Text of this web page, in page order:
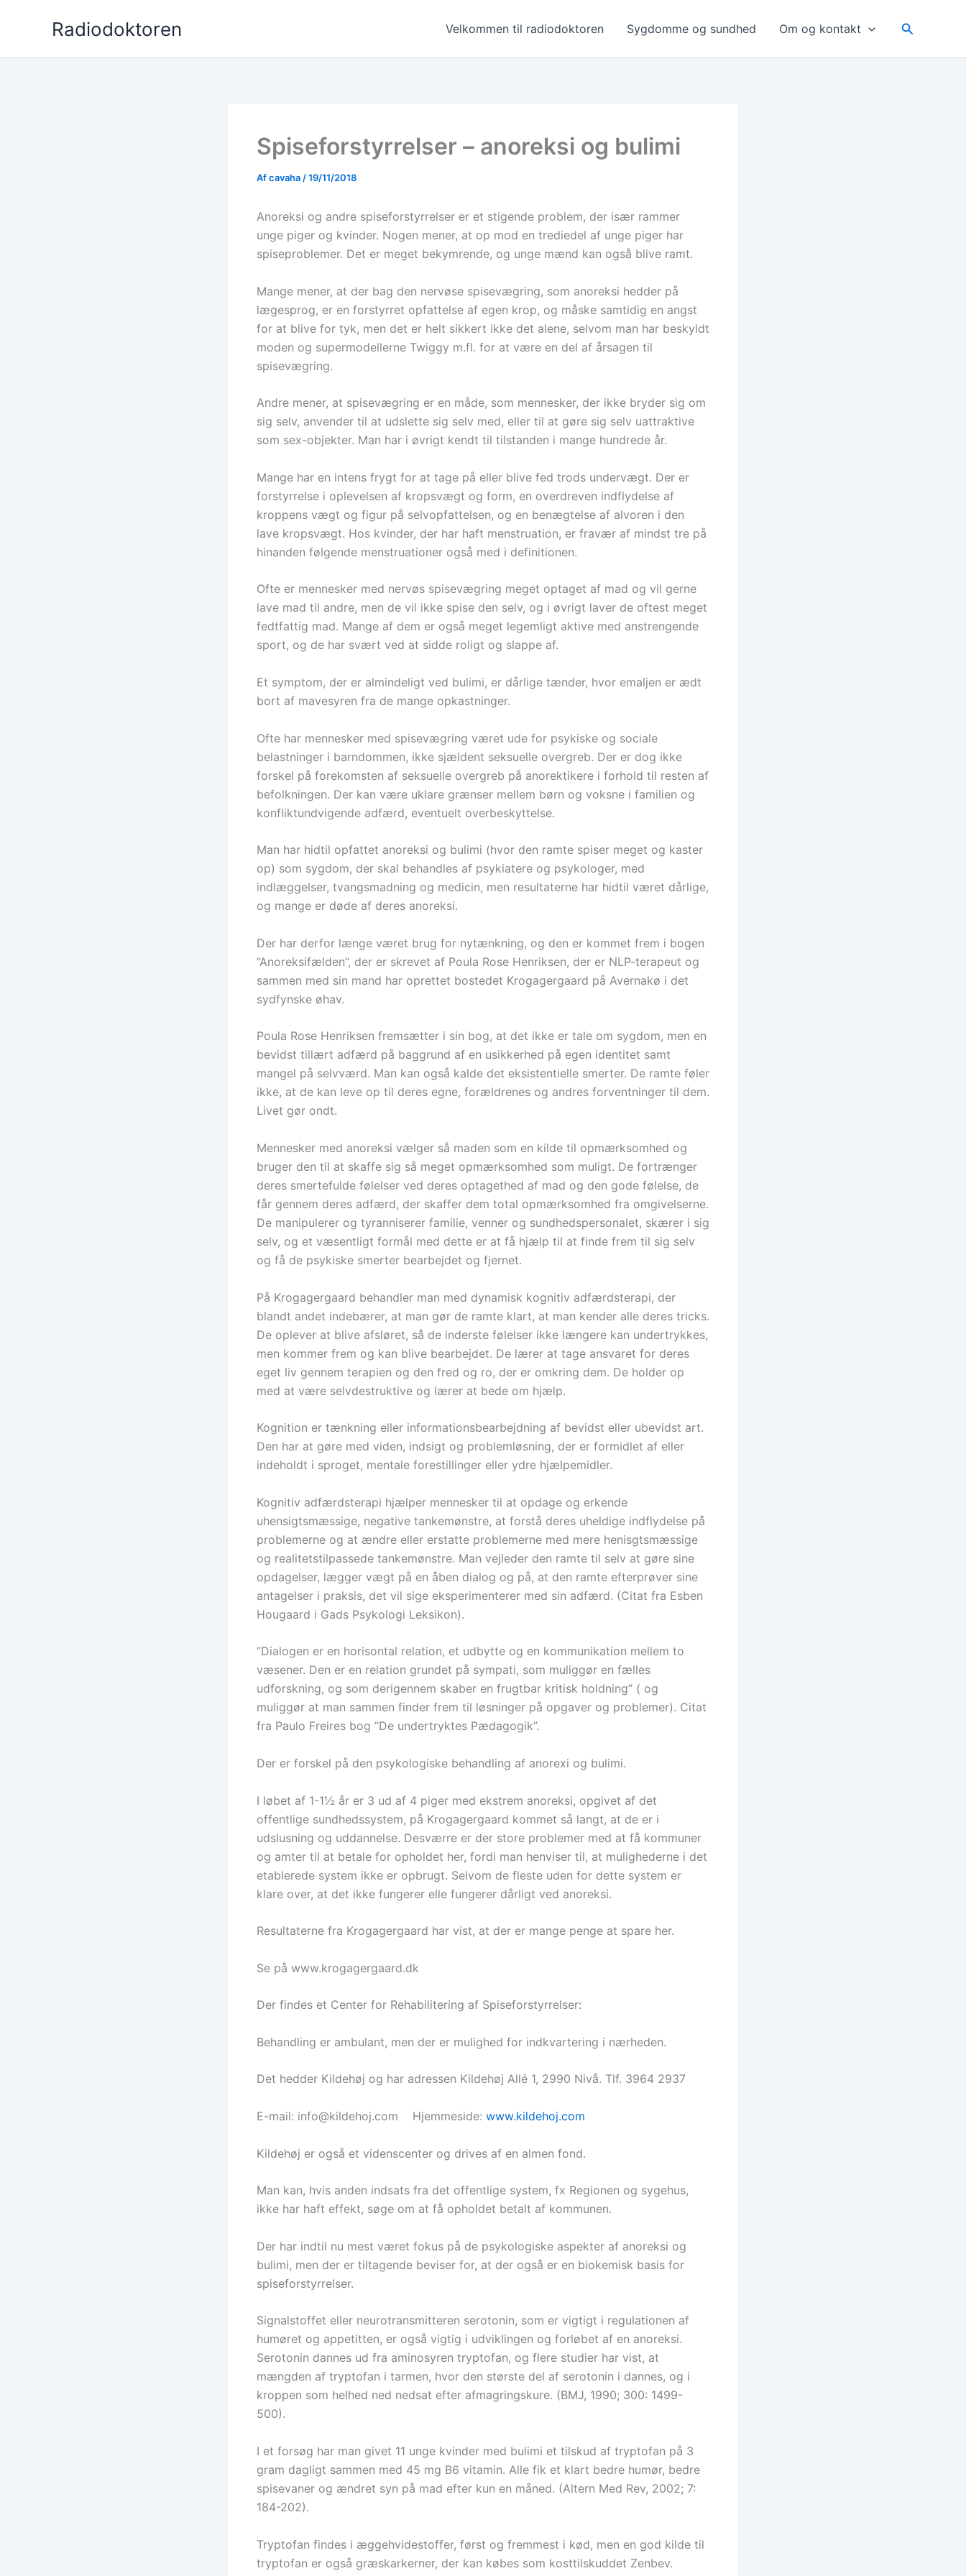
Radiodoktoren Velkommen til radiodoktoren Sygdomme og sundhed Om og kontakt Søg
Spiseforstyrrelser – anoreksi og bulimi
Afcavaha /19/11/2018
Anoreksi og andre spiseforstyrrelser er et stigende problem, der især rammer
unge piger og kvinder. Nogen mener, at op mod en trediedel af unge piger har
spiseproblemer. Det er meget bekymrende, og unge mænd kan også blive ramt.
Mange mener, at der bag den nervøse spisevægring, som anoreksi hedder på
lægesprog, er en forstyrret opfattelse af egen krop, og måske samtidig en angst
for at blive for tyk, men det er helt sikkert ikke det alene, selvom man har beskyldt
moden og supermodellerne Twiggy m.fl. for at være en del af årsagen til
spisevægring.
Andre mener, at spisevægring er en måde, som mennesker, der ikke bryder sig om
sig selv, anvender til at udslette sig selv med, eller til at gøre sig selv uattraktive
som sex-objekter. Man har i øvrigt kendt til tilstanden i mange hundrede år.
Mange har en intens frygt for at tage på eller blive fed trods undervægt. Der er
forstyrrelse i oplevelsen af kropsvægt og form, en overdreven indflydelse af
kroppens vægt og figur på selvopfattelsen, og en benægtelse af alvoren i den
lave kropsvægt. Hos kvinder, der har haft menstruation, er fravær af mindst tre på
hinanden følgende menstruationer også med i definitionen.
Ofte er mennesker med nervøs spisevægring meget optaget af mad og vil gerne
lave mad til andre, men de vil ikke spise den selv, og i øvrigt laver de oftest meget
fedtfattig mad. Mange af dem er også meget legemligt aktive med anstrengende
sport, og de har svært ved at sidde roligt og slappe af.
Et symptom, der er almindeligt ved bulimi, er dårlige tænder, hvor emaljen er ædt
bort af mavesyren fra de mange opkastninger.
Ofte har mennesker med spisevægring været ude for psykiske og sociale
belastninger i barndommen, ikke sjældent seksuelle overgreb. Der er dog ikke
forskel på forekomsten af seksuelle overgreb på anorektikere i forhold til resten af
befolkningen. Der kan være uklare grænser mellem børn og voksne i familien og
konfliktundvigende adfærd, eventuelt overbeskyttelse.
Man har hidtil opfattet anoreksi og bulimi (hvor den ramte spiser meget og kaster
op) som sygdom, der skal behandles af psykiatere og psykologer, med
indlæggelser, tvangsmadning og medicin, men resultaterne har hidtil været dårlige,
og mange er døde af deres anoreksi.
Der har derfor længe været brug for nytænkning, og den er kommet frem i bogen
”Anoreksifælden”, der er skrevet af Poula Rose Henriksen, der er NLP-terapeut og
sammen med sin mand har oprettet bostedet Krogagergaard på Avernakø i det
sydfynske øhav.
Poula Rose Henriksen fremsætter i sin bog, at det ikke er tale om sygdom, men en
bevidst tillært adfærd på baggrund af en usikkerhed på egen identitet samt
mangel på selvværd. Man kan også kalde det eksistentielle smerter. De ramte føler
ikke, at de kan leve op til deres egne, forældrenes og andres forventninger til dem.
Livet gør ondt.
Mennesker med anoreksi vælger så maden som en kilde til opmærksomhed og
bruger den til at skaffe sig så meget opmærksomhed som muligt. De fortrænger
deres smertefulde følelser ved deres optagethed af mad og den gode følelse, de
får gennem deres adfærd, der skaffer dem total opmærksomhed fra omgivelserne.
De manipulerer og tyranniserer familie, venner og sundhedspersonalet, skærer i sig
selv, og et væsentligt formål med dette er at få hjælp til at finde frem til sig selv
og få de psykiske smerter bearbejdet og fjernet.
På Krogagergaard behandler man med dynamisk kognitiv adfærdsterapi, der
blandt andet indebærer, at man gør de ramte klart, at man kender alle deres tricks.
De oplever at blive afsløret, så de inderste følelser ikke længere kan undertrykkes,
men kommer frem og kan blive bearbejdet. De lærer at tage ansvaret for deres
eget liv gennem terapien og den fred og ro, der er omkring dem. De holder op
med at være selvdestruktive og lærer at bede om hjælp.
Kognition er tænkning eller informationsbearbejdning af bevidst eller ubevidst art.
Den har at gøre med viden, indsigt og problemløsning, der er formidlet af eller
indeholdt i sproget, mentale forestillinger eller ydre hjælpemidler.
Kognitiv adfærdsterapi hjælper mennesker til at opdage og erkende
uhensigtsmæssige, negative tankemønstre, at forstå deres uheldige indflydelse på
problemerne og at ændre eller erstatte problemerne med mere henisgtsmæssige
og realitetstilpassede tankemønstre. Man vejleder den ramte til selv at gøre sine
opdagelser, lægger vægt på en åben dialog og på, at den ramte efterprøver sine
antagelser i praksis, det vil sige eksperimenterer med sin adfærd. (Citat fra Esben
Hougaard i Gads Psykologi Leksikon).
”Dialogen er en horisontal relation, et udbytte og en kommunikation mellem to
væsener. Den er en relation grundet på sympati, som muliggør en fælles
udforskning, og som derigennem skaber en frugtbar kritisk holdning” ( og
muliggør at man sammen finder frem til løsninger på opgaver og problemer). Citat
fra Paulo Freires bog ”De undertryktes Pædagogik”.
Der er forskel på den psykologiske behandling af anorexi og bulimi.
I løbet af 1-1½ år er 3 ud af 4 piger med ekstrem anoreksi, opgivet af det
offentlige sundhedssystem, på Krogagergaard kommet så langt, at de er i
udslusning og uddannelse. Desværre er der store problemer med at få kommuner
og amter til at betale for opholdet her, fordi man henviser til, at mulighederne i det
etablerede system ikke er opbrugt. Selvom de fleste uden for dette system er
klare over, at det ikke fungerer elle fungerer dårligt ved anoreksi.
Resultaterne fra Krogagergaard har vist, at der er mange penge at spare her.
Se på www.krogagergaard.dk
Der findes et Center for Rehabilitering af Spiseforstyrrelser:
Behandling er ambulant, men der er mulighed for indkvartering i nærheden.
Det hedder Kildehøj og har adressen Kildehøj Allé 1, 2990 Nivå. Tlf. 3964 2937
E-mail: info@kildehoj.com Hjemmeside: www.kildehoj.com
Kildehøj er også et videnscenter og drives af en almen fond.
Man kan, hvis anden indsats fra det offentlige system, fx Regionen og sygehus,
ikke har haft effekt, søge om at få opholdet betalt af kommunen.
Der har indtil nu mest været fokus på de psykologiske aspekter af anoreksi og
bulimi, men der er tiltagende beviser for, at der også er en biokemisk basis for
spiseforstyrrelser.
Signalstoffet eller neurotransmitteren serotonin, som er vigtigt i regulationen af
humøret og appetitten, er også vigtig i udviklingen og forløbet af en anoreksi.
Serotonin dannes ud fra aminosyren tryptofan, og flere studier har vist, at
mængden af tryptofan i tarmen, hvor den største del af serotonin i dannes, og i
kroppen som helhed ned nedsat efter afmagringskure. (BMJ, 1990; 300: 1499-
500).
I et forsøg har man givet 11 unge kvinder med bulimi et tilskud af tryptofan på 3
gram dagligt sammen med 45 mg B6 vitamin. Alle fik et klart bedre humør, bedre
spisevaner og ændret syn på mad efter kun en måned. (Altern Med Rev, 2002; 7:
184-202).
Tryptofan findes i æggehvidestoffer, først og fremmest i kød, men en god kilde til
tryptofan er også græskarkerner, der kan købes som kosttilskuddet Zenbev.